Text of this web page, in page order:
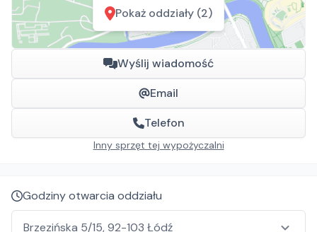
Pokaż oddziały (2)
Wyślij wiadomość
Email
Telefon
Inny sprzęt tej wypożyczalni
Godziny otwarcia oddziału